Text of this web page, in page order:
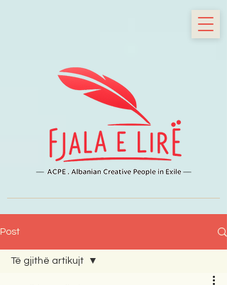
Post
Të gjithë artikujt